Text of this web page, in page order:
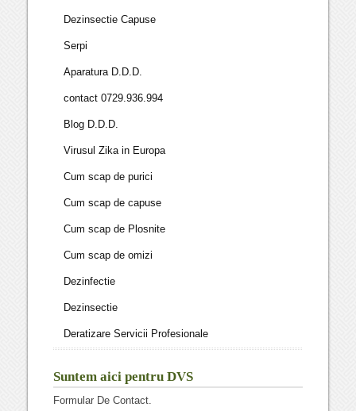
Dezinsectie Capuse
Serpi
Aparatura D.D.D.
contact 0729.936.994
Blog D.D.D.
Virusul Zika in Europa
Cum scap de purici
Cum scap de capuse
Cum scap de Plosnite
Cum scap de omizi
Dezinfectie
Dezinsectie
Deratizare Servicii Profesionale
Suntem aici pentru DVS
Formular De Contact.